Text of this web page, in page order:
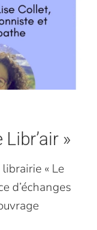
»
« Le
d’échanges